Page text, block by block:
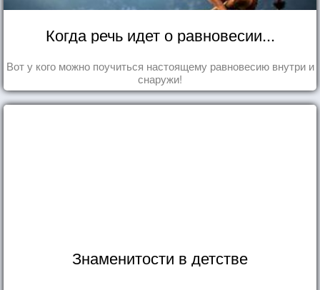
Когда речь идет о равновесии...
Вот у кого можно поучиться настоящему равновесию внутри и
снаружи!
Знаменитости в детстве